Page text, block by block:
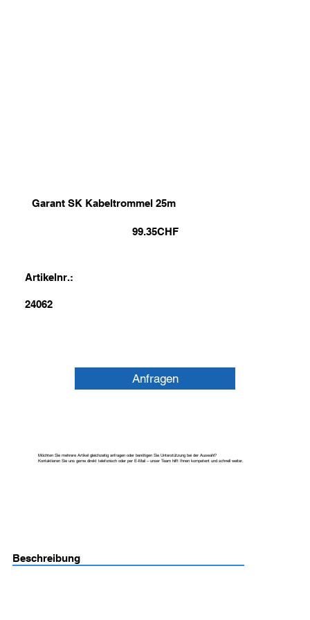
Garant SK Kabeltrommel 25m
99.35CHF
Artikelnr.:
24062
Anfragen
Möchten Sie mehrere Artikel gleichzeitig anfragen oder benötigen Sie Unterstützung bei der Auswahl?
Kontaktieren Sie uns gerne direkt telefonisch oder per E-Mail – unser Team hilft Ihnen kompetent und schnell weiter.
Beschreibung